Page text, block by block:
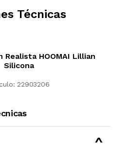
Técnicas
Realista HOOMAI Lillian
Silicona
22903206